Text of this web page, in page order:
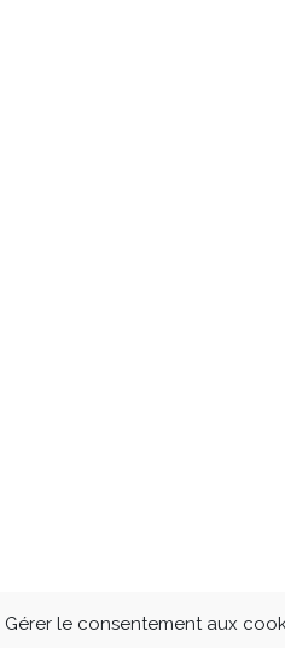
Gérer le consentement aux